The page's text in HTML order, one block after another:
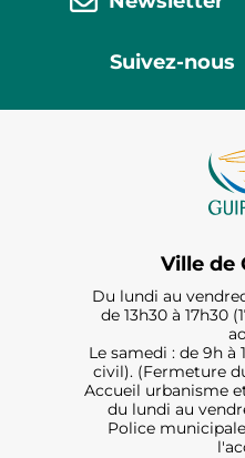
Suivez-nous
Ville de
Du lundi au
de 13h30 à 17h30
Le samedi : de 9h à
civil). (Fermeture
Accueil urbanisme
du lundi au
Police